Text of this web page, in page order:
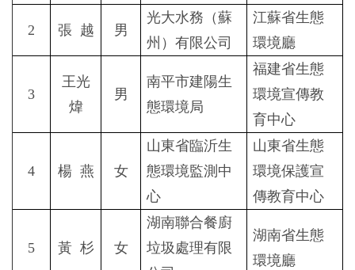
2 張 越 男
光大水務（蘇
州）有限公司
江蘇省生態
環境廳
3
王光
煒
男
南平市建陽生
態環境局
福建省生態
環境宣傳教
育中心
4 楊 燕 女
山東省臨沂生
態環境監測中
心
山東省生態
環境保護宣
傳教育中心
5 黃 杉 女
湖南聯合餐廚
垃圾處理有限
湖南省生態
環境廳